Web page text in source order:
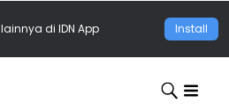
lainnya di IDN App Install